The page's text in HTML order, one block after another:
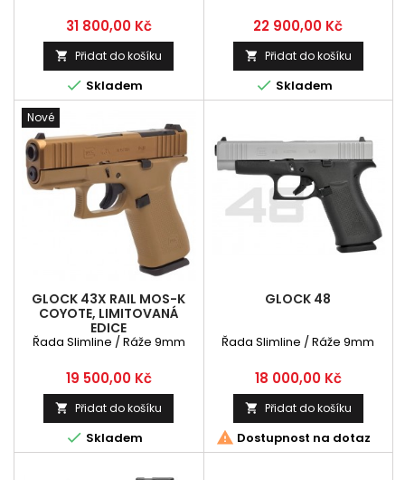
Cena
31 800,00 Kč
 Přidat do košíku
 Skladem
Cena
22 900,00 Kč
 Přidat do košíku
 Skladem
Nové
GLOCK 43X RAIL MOS-K
COYOTE, LIMITOVANÁ
EDICE
Řada Slimline / Ráže 9mm
Cena
19 500,00 Kč
 Přidat do košíku
 Skladem
GLOCK 48
Řada Slimline / Ráže 9mm
Cena
18 000,00 Kč
 Přidat do košíku
 Dostupnost na dotaz